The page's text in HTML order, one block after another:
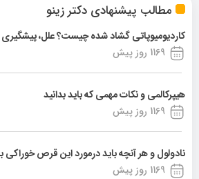
مطالب پیشنهادی دکتر زینو
کاردیومیوپاتی گشاد شده چیست؟ علل، پیشگیری
1169 روز پیش
هیپرکالمی و نکات مهمی که باید بدانید
1169 روز پیش
نادولول و هر آنچه باید درمورد این قرص خوراکی
1169 روز پیش